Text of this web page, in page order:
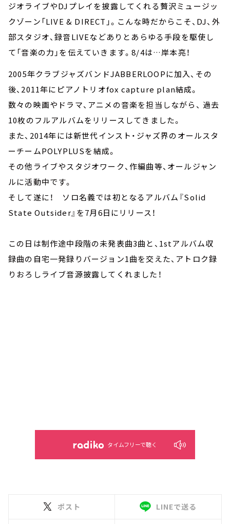
ジオライブやDJプレイを披露してくれる贅沢ミュージッ
クゾーン「LIVE & DIRECT」。こんな時だからこそ、DJ、外
部スタジオ、録音LIVEなどありとあらゆる手段を駆使し
て「音楽の力」を伝えていきます。8/4は…岸本亮！
2005年クラブジャズバンドJABBERLOOPに加入、その
後、2011年にピアノトリオfox capture plan結成。
数々の映画やドラマ、アニメの音楽を担当しながら、 過去
10枚のフルアルバムをリリースしてきました。
また、2014年には新世代インスト・ジャズ界のオールスタ
ーチームPOLYPLUSを結成。
その他ライブやスタジオワーク、作編曲等、オールジャン
ルに活動中です。
そして遂に！ ソロ名義では初となるアルバム『Solid
State Outsider』を7月6日にリリース！
この日は制作途中段階の未発表曲3曲と、1stアルバム収
録曲の自宅一発録りバージョン1曲を交えた、アトロク録
りおろしライブ音源披露してくれました！
タイムフリーで聴く
ポスト LINEで送る